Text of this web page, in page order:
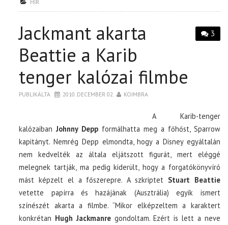
HÍR
3
Jackmant akarta
Beattie a Karib
tenger kalózai filmbe
PUBLIKÁLTA 2010. DECEMBER 02. KOIMBRA
A Karib-tenger
kalózaibanJohnny Depp formálhatta meg a főhőst, Sparrow
kapitányt. Nemrég Depp elmondta, hogy a Disney egyáltalán
nem kedvelték az általa eljátszott figurát, mert eléggé
melegnek tartják, ma pedig kiderült, hogy a forgatókönyvíró
mást képzelt el a főszerepre. A szkriptet Stuart Beattie
vetette papírra és hazájának (Ausztrália) egyik ismert
színészét akarta a filmbe. “Mikor elképzeltem a karaktert
konkrétan Hugh Jackmanregondoltam. Ezért is lett a neve